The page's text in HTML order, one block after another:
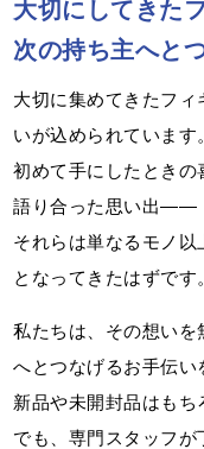
大切にしてきた
次の持ち主へと
大切に集めてきたフ
いが込められています
初めて手にしたときの
語り合った思い出――
それらは単なるモノ
となってきたはずです
私たちは、その想いを
へとつなげるお手伝い
新品や未開封品はも
でも、専門スタッフが